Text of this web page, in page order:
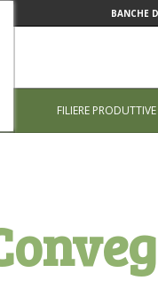
BANCHE
FILIERE PRODUTTIVE